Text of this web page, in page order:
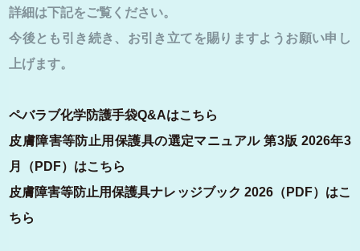
詳細は下記をご覧ください。
今後とも引き続き、お引き立てを賜りますようお願い申し
上げます。
ペバラブ化学防護手袋Q&Aはこちら
皮膚障害等防止用保護具の選定マニュアル 第3版 2026年3
月（PDF）はこちら
皮膚障害等防止用保護具ナレッジブック 2026（PDF）はこ
ちら